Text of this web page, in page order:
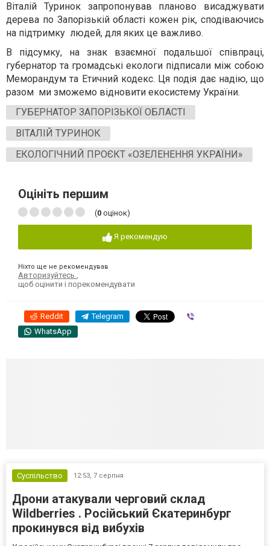
Віталій Туринок запропонував планово висаджувати
дерева по Запорізькій області кожен рік, сподіваючись
на підтримку людей, для яких це важливо.
В підсумку, на знак взаємної подальшої співпраці,
губернатор та громадські екологи підписали між собою
Меморандум та Етичний кодекс. Ця подія дає надію, що
разом ми зможемо відновити екосистему України.
ГУБЕРНАТОР ЗАПОРІЗЬКОЇ ОБЛАСТІ
ВІТАЛІЙ ТУРИНОК
ЕКОЛОГІЧНИЙ ПРОЄКТ «ОЗЕЛЕНЕННЯ УКРАЇНИ»
Оцініть першим
(0 оцінок)
Я рекомендую
Ніхто ще не рекомендував
Авторизуйтесь
щоб оцінити і порекомендувати
Reddit Telegram
WhatsApp
Суспільство 12:53, 7 серпня
Дрони атакували черговий склад
Wildberries . Російський Єкатеринбург
прокинувся від вибухів